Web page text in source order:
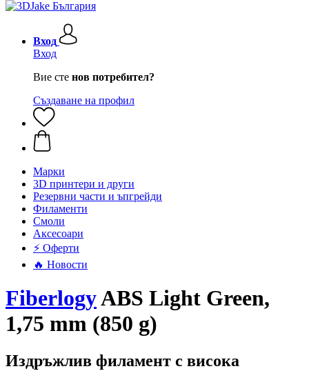
Вход
Вход
Вие сте нов потребител?
Създаване на профил
Mарки
3D принтери и други
Резервни части и ъпгрейди
Филаменти
Смоли
Аксесоари
⚡ Оферти
🔥 Новости
FiberlogyABS Light Green,
1,75 mm (850 g)
Издръжлив филамент с висока